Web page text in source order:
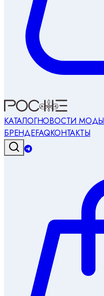
КАТАЛОГНОВОСТИ МОДЫ
БРЕНДЕFAQКОНТАКТЫ